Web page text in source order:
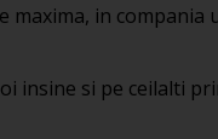
in compania
insine si pe ceilalti